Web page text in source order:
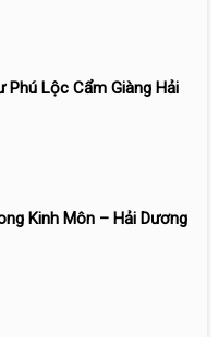
Phú Lộc Cẩm Giàng Hải
Kinh Môn – Hải Dương